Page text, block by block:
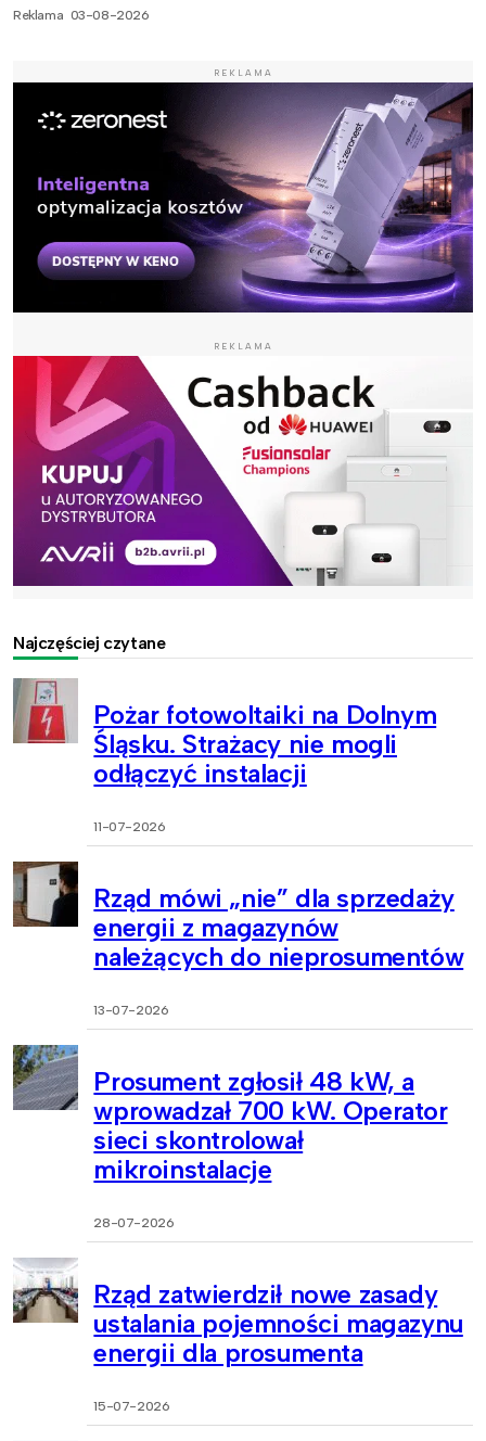
Reklama 03-08-2026
REKLAMA
REKLAMA
Najczęściej czytane
Pożar fotowoltaiki na Dolnym
Śląsku. Strażacy nie mogli
odłączyć instalacji
11-07-2026
Rząd mówi „nie” dla sprzedaży
energii z magazynów
należących do nieprosumentów
13-07-2026
Prosument zgłosił 48 kW, a
wprowadzał 700 kW. Operator
sieci skontrolował
mikroinstalacje
28-07-2026
Rząd zatwierdził nowe zasady
ustalania pojemności magazynu
energii dla prosumenta
15-07-2026